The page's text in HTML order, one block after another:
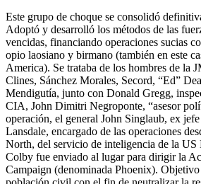
Este grupo de choque se consolidó
Adoptó y desarrolló los métodos de las
vencidas, financiando operaciones sucias
opio laosiano y birmano (también en este
America). Se trataba de los hombres de la
Clines, Sánchez Morales, Secord, “Ed”
Mendigutía, junto con Donald Gregg,
CIA, John Dimitri Negroponte, “asesor
operación, el general John Singlaub, ex
Lansdale, encargado de las operaciones
North, del servicio de inteligencia de la
Colby fue enviado al lugar para dirigir la
Campaign (denominada Phoenix).